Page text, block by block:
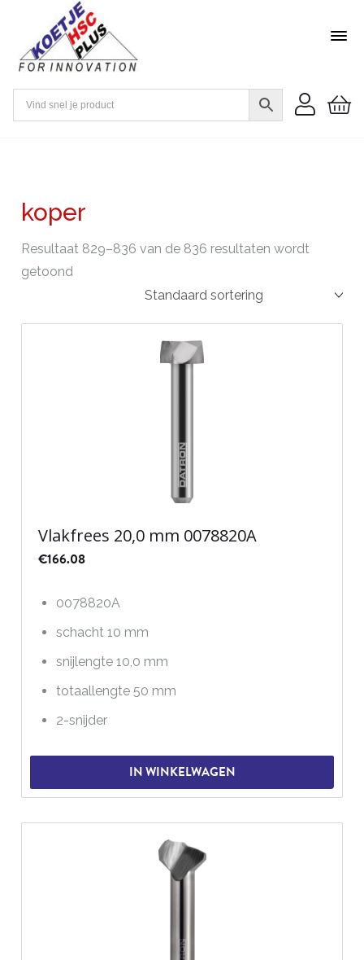
koper
Resultaat 829–836 van de 836 resultaten wordt
getoond
Vlakfrees 20,0 mm 0078820A
€166.08
0078820A
schacht 10 mm
snijlengte 10,0 mm
totaallengte 50 mm
2-snijder
IN WINKELWAGEN